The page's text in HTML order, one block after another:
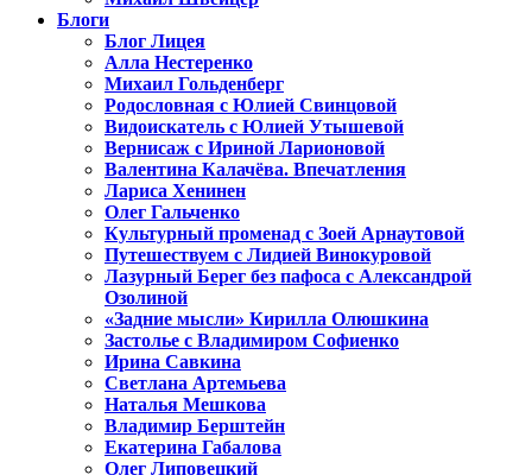
Блоги
Блог Лицея
Алла Нестеренко
Михаил Гольденберг
Родословная с Юлией Свинцовой
Видоискатель с Юлией Утышевой
Вернисаж с Ириной Ларионовой
Валентина Калачёва. Впечатления
Лариса Хенинен
Олег Гальченко
Культурный променад с Зоей Арнаутовой
Путешествуем с Лидией Винокуровой
Лазурный Берег без пафоса с Александрой
Озолиной
«Задние мысли» Кирилла Олюшкина
Застолье с Владимиром Софиенко
Ирина Савкина
Светлана Артемьева
Наталья Мешкова
Владимир Берштейн
Екатерина Габалова
Олег Липовецкий